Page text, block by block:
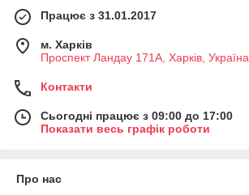
Працює з 31.01.2017
м. Харків
Проспект Ландау 171А, Харків, Україна
Контакти
Сьогодні працює з 09:00 до 17:00
Показати весь графік роботи
Про нас